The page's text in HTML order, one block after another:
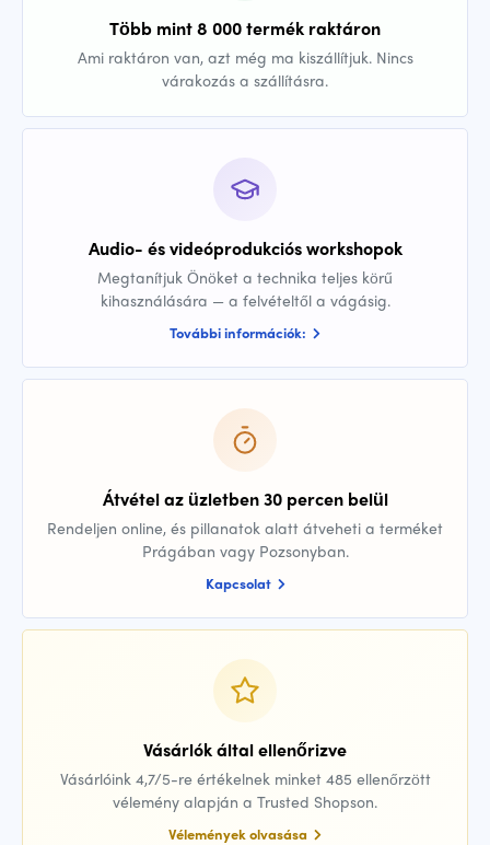
Több mint 8 000 termék raktáron
Ami raktáron van, azt még ma kiszállítjuk. Nincs
várakozás a szállításra.
Audio- és videóprodukciós workshopok
Megtanítjuk Önöket a technika teljes körű
kihasználására — a felvételtől a vágásig.
További információk:
Átvétel az üzletben 30 percen belül
Rendeljen online, és pillanatok alatt átveheti a terméket
Prágában vagy Pozsonyban.
Kapcsolat
Vásárlók által ellenőrizve
Vásárlóink 4,7/5-re értékelnek minket 485 ellenőrzött
vélemény alapján a Trusted Shopson.
Vélemények olvasása